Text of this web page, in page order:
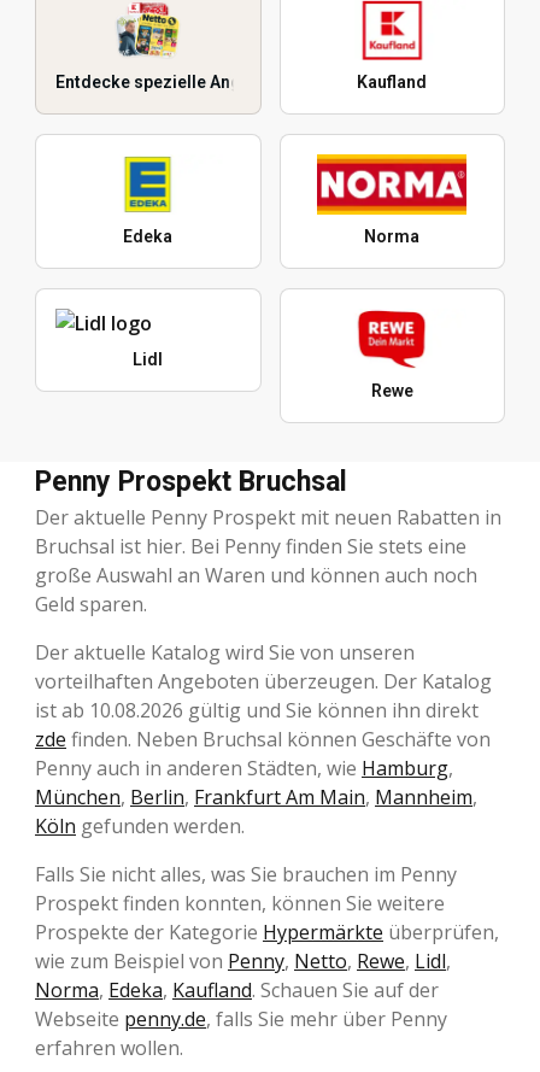
Entdecke spezielle Angebote Kaufland
Edeka Norma
Lidl
Rewe
Penny Prospekt Bruchsal
Der aktuelle Penny Prospekt mit neuen Rabatten in
Bruchsal ist hier. Bei Penny finden Sie stets eine
große Auswahl an Waren und können auch noch
Geld sparen.
Der aktuelle Katalog wird Sie von unseren
vorteilhaften Angeboten überzeugen. Der Katalog
ist ab 10.08.2026 gültig und Sie können ihn direkt
zde finden. Neben Bruchsal können Geschäfte von
Penny auch in anderen Städten, wie Hamburg,
München, Berlin, Frankfurt Am Main, Mannheim,
Köln gefunden werden.
Falls Sie nicht alles, was Sie brauchen im Penny
Prospekt finden konnten, können Sie weitere
Prospekte der Kategorie Hypermärkte überprüfen,
wie zum Beispiel von Penny, Netto, Rewe, Lidl,
Norma, Edeka, Kaufland. Schauen Sie auf der
Webseite penny.de, falls Sie mehr über Penny
erfahren wollen.